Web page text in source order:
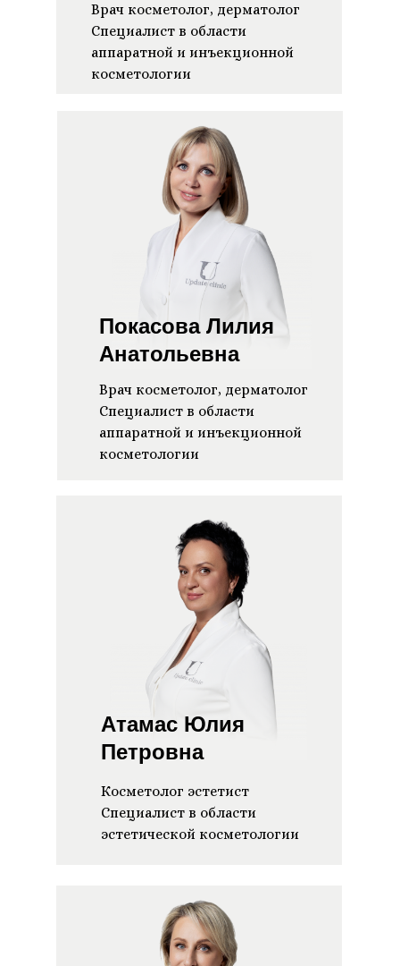
Атамас Юлия
Петровна
Косметолог эстетист
Специалист в области
эстетической косметологии
Покасова Лилия
Анатольевна
Врач косметолог, дерматолог
Специалист в области
аппаратной и инъекционной
косметологии
Врач косметолог, дерматолог
Специалист в области
аппаратной и инъекционной
косметологии